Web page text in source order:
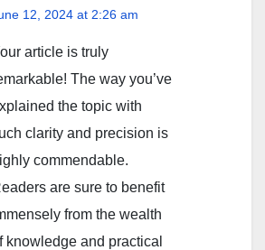
12, 2024 at 2:26 am
article is truly
The way you’ve
the topic with
clarity and precision is
commendable.
are sure to benefit
from the wealth
knowledge and practical